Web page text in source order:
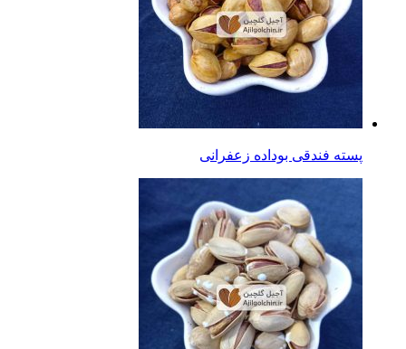
پسته فندقی بوداده زعفرانی